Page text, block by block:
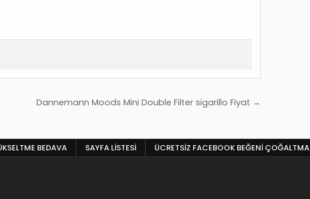
Dannemann Moods Mini Double Filter sigarillo Fiyat →
BEDAVA SAYFA LISTESI ÜCRETSIZ FACEBOOK BEĞENI ÇOĞALTMA